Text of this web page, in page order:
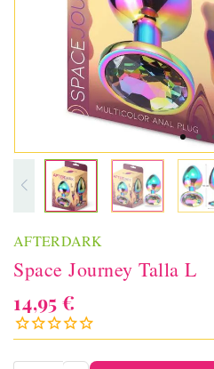
AFTERDARK
Space Journey Talla L
14,95 €